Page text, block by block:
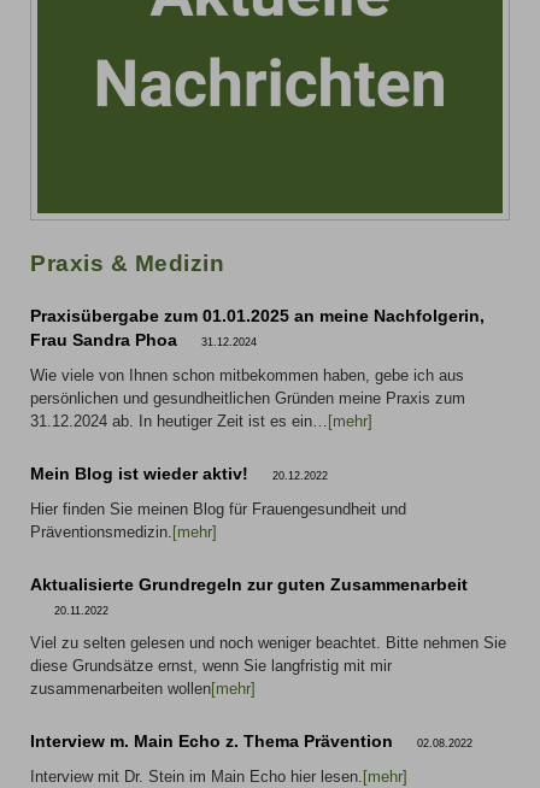
Praxis & Medizin
Praxisübergabe zum 01.01.2025 an meine Nachfolgerin,
Frau Sandra Phoa
31.12.2024
Wie viele von Ihnen schon mitbekommen haben, gebe ich aus
persönlichen und gesundheitlichen Gründen meine Praxis zum
31.12.2024 ab. In heutiger Zeit ist es ein…
[mehr]
Mein Blog ist wieder aktiv! 20.12.2022
Hier finden Sie meinen Blog für Frauengesundheit und
Präventionsmedizin. [mehr]
Aktualisierte Grundregeln zur guten Zusammenarbeit
20.11.2022
Viel zu selten gelesen und noch weniger beachtet. Bitte nehmen Sie
diese Grundsätze ernst, wenn Sie langfristig mit mir
zusammenarbeiten wollen[mehr]
Interview m. Main Echo z. Thema Prävention 02.08.2022
Interview mit Dr. Stein im Main Echo hier lesen. [mehr]